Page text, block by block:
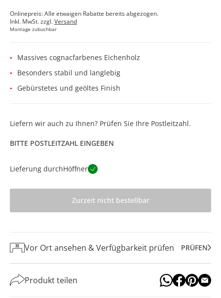
Onlinepreis: Alle etwaigen Rabatte bereits abgezogen.
Inkl. MwSt. zzgl.Versand
Montage zubuchbar
Massives cognacfarbenes Eichenholz
Besonders stabil und langlebig
Gebürstetes und geöltes Finish
Liefern wir auch zu Ihnen? Prüfen Sie Ihre Postleitzahl.
BITTE POSTLEITZAHL EINGEBEN
Lieferung durchHöffner
Zurzeit nicht bestellbar
Vor Ort ansehen & Verfügbarkeit prüfen PRÜFEN
Produkt teilen